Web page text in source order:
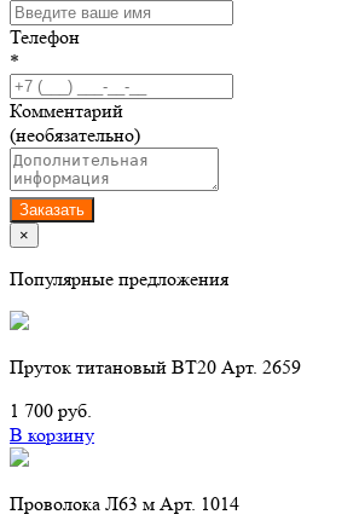
Телефон
*
Комментарий
(необязательно)
Заказать
×
Популярные предложения
Пруток титановый ВТ20 Арт. 2659
1 700 руб.
В корзину
Проволока Л63 м Арт. 1014